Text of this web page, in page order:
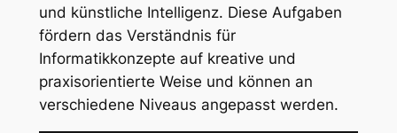
und künstliche Intelligenz. Diese Aufgaben
fördern das Verständnis für
Informatikkonzepte auf kreative und
praxisorientierte Weise und können an
verschiedene Niveaus angepasst werden.